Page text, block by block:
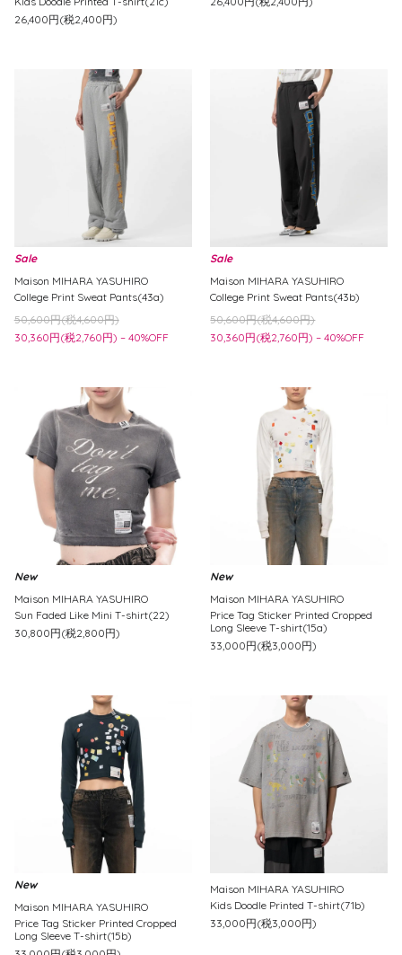
26,400円(税2,400円)
Sale
Maison MIHARA YASUHIRO
College Print Sweat Pants(43a)
50,600円(税4,600円)
30,360円(税2,760円) – 40%OFF
Sale
Maison MIHARA YASUHIRO
College Print Sweat Pants(43b)
50,600円(税4,600円)
30,360円(税2,760円) – 40%OFF
New
Maison MIHARA YASUHIRO
Sun Faded Like Mini T-shirt(22)
30,800円(税2,800円)
New
Maison MIHARA YASUHIRO
Price Tag Sticker Printed Cropped
Long Sleeve T-shirt(15a)
33,000円(税3,000円)
New
Maison MIHARA YASUHIRO
Price Tag Sticker Printed Cropped
Long Sleeve T-shirt(15b)
Maison MIHARA YASUHIRO
Kids Doodle Printed T-shirt(71b)
33,000円(税3,000円)